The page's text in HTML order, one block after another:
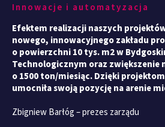
Innowacje i automatyzacja
Efektem realizacji naszych
nowego, innowacyjnego zakładu
o powierzchni 10 tys. m2 w
Technologicznym oraz zwiększenie
o 1500 ton/miesiąc. Dzięki
umocniła swoją pozycję na arenie
Zbigniew Barłóg – prezes zarządu